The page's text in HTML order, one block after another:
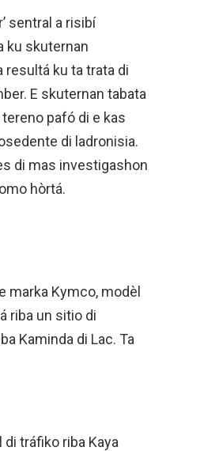
sentral a risibí
ku skuternan
resultá ku ta trata di
E skuternan tabata
pafó di e kas
di ladronisia.
di mas investigashon
hòrtá.
marka Kymco, modèl
riba un sitio di
Kaminda di Lac. Ta
tráfiko riba Kaya